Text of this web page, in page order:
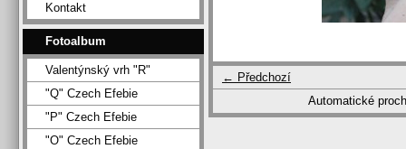
← Předchozí
Automatické
Kontakt
Fotoalbum
Valentýnský vrh "R"
"Q" Czech Efebie
"P" Czech Efebie
"O" Czech Efebie